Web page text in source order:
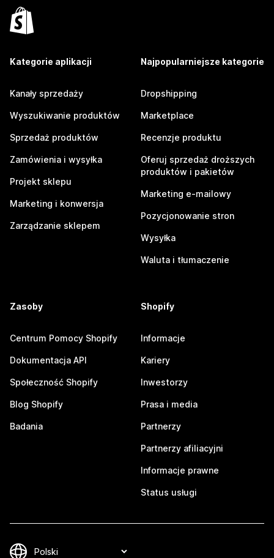
Kategorie aplikacji
Kanały sprzedaży
Wyszukiwanie produktów
Sprzedaż produktów
Zamówienia i wysyłka
Projekt sklepu
Marketing i konwersja
Zarządzanie sklepem
Najpopularniejsze kategorie
Dropshipping
Marketplace
Recenzje produktu
Oferuj sprzedaż droższych
produktów i pakietów
Marketing e-mailowy
Pozycjonowanie stron
Wysyłka
Waluta i tłumaczenie
Zasoby
Centrum Pomocy Shopify
Dokumentacja API
Społeczność Shopify
Blog Shopify
Badania
Shopify
Informacje
Kariery
Inwestorzy
Prasa i media
Partnerzy
Partnerzy afiliacyjni
Informacje prawne
Status usługi